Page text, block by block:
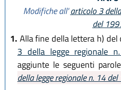
Modifiche all'articolo 3
del
1. Alla fine della lettera h)
3 della legge regionale
aggiunte le seguenti
della legge regionale n. 14